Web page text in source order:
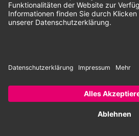
Unsere Zahlungsarten:
Rechnung SEPA-Lastschrift